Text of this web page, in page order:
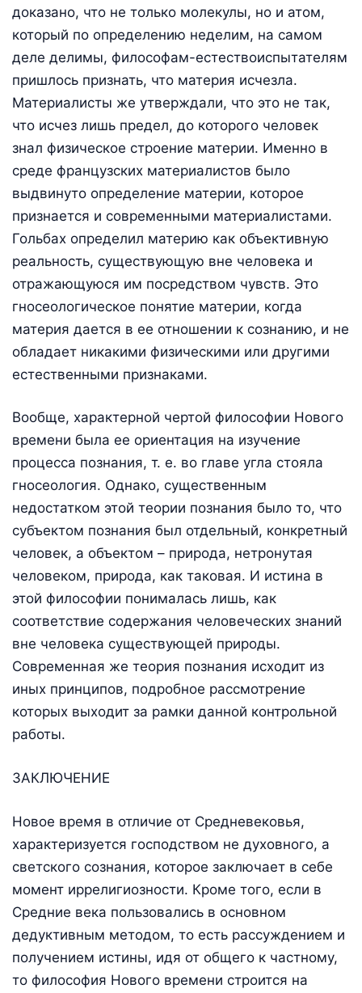
доказано, что не только молекулы, но и атом,
который по определению неделим, на самом
деле делимы, философам-естествоиспытателям
пришлось признать, что материя исчезла.
Материалисты же утверждали, что это не так,
что исчез лишь предел, до которого человек
знал физическое строение материи. Именно в
среде французских материалистов было
выдвинуто определение материи, которое
признается и современными материалистами.
Гольбах определил материю как объективную
реальность, существующую вне человека и
отражающуюся им посредством чувств. Это
гносеологическое понятие материи, когда
материя дается в ее отношении к сознанию, и не
обладает никакими физическими или другими
естественными признаками.
Вообще, характерной чертой философии Нового
времени была ее ориентация на изучение
процесса познания, т. е. во главе угла стояла
гносеология. Однако, существенным
недостатком этой теории познания было то, что
субъектом познания был отдельный, конкретный
человек, а объектом – природа, нетронутая
человеком, природа, как таковая. И истина в
этой философии понималась лишь, как
соответствие содержания человеческих знаний
вне человека существующей природы.
Современная же теория познания исходит из
иных принципов, подробное рассмотрение
которых выходит за рамки данной контрольной
работы.
ЗАКЛЮЧЕНИЕ
Новое время в отличие от Средневековья,
характеризуется господством не духовного, а
светского сознания, которое заключает в себе
момент иррелигиозности. Кроме того, если в
Средние века пользовались в основном
дедуктивным методом, то есть рассуждением и
получением истины, идя от общего к частному,
то философия Нового времени строится на